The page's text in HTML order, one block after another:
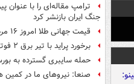
ترامپ مقاله‌ای را با عنوان
جنگ ایران بازنشر کرد
قیمت جهانی طلا امروز ۱۶ مرداد
برخورد پراید با تیر برق ۲ فوتی بر جای گذاشت
حمله سایبری گسترده به
صنعا: نیروهای ما در کمین‌